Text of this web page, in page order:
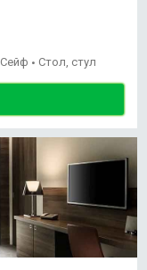
Сейф • Стол, стул